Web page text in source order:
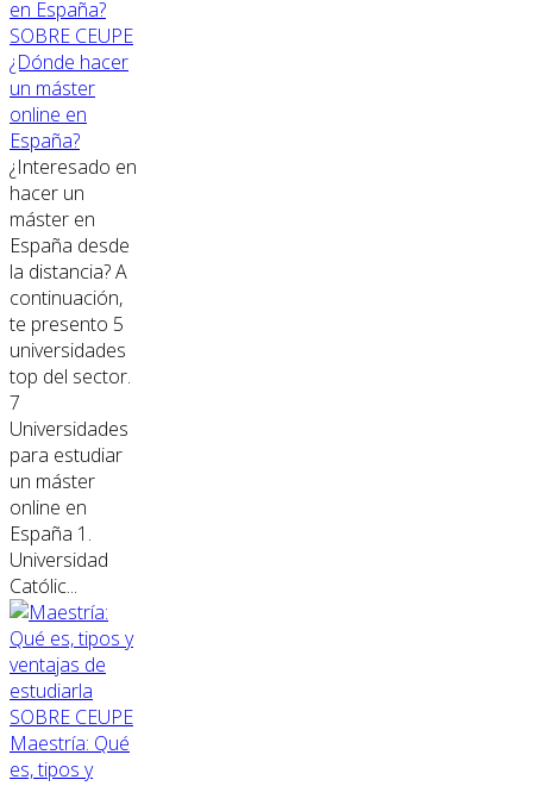
SOBRE CEUPE
¿Dónde hacer
un máster
online en
España?
¿Interesado en
hacer un
máster en
España desde
la distancia? A
continuación,
te presento 5
universidades
top del sector.
7
Universidades
para estudiar
un máster
online en
España 1.
Universidad
Católic...
SOBRE CEUPE
Maestría: Qué
es, tipos y